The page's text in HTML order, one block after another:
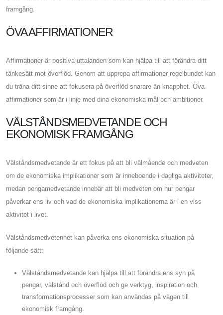
framgång.
ÖVA AFFIRMATIONER
Affirmationer är positiva uttalanden som kan hjälpa till att förändra ditt
tänkesätt mot överflöd. Genom att upprepa affirmationer regelbundet kan
du träna ditt sinne att fokusera på överflöd snarare än knapphet. Öva
affirmationer som är i linje med dina ekonomiska mål och ambitioner.
VÄLSTÅNDSMEDVETANDE OCH
EKONOMISK FRAMGÅNG
Välståndsmedvetande är ett fokus på att bli välmående och medveten
om de ekonomiska implikationer som är inneboende i dagliga aktiviteter,
medan pengamedvetande innebär att bli medveten om hur pengar
påverkar ens liv och vad de ekonomiska implikationerna är i en viss
aktivitet i livet.
Välståndsmedvetenhet kan påverka ens ekonomiska situation på
följande sätt:
Välståndsmedvetande kan hjälpa till att förändra ens syn på
pengar, välstånd och överflöd och ge verktyg, inspiration och
transformationsprocesser som kan användas på vägen till
ekonomisk framgång.